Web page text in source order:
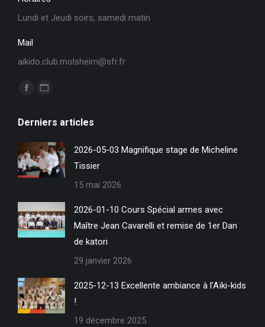
Lundi et Jeudi soirs, samedi matin
Mail
aikido.club.molsheim@sfr.fr
Trouvez nous sur :
La
Facebook
s'ouvre
dans
une
fenêtre
La
Site
Web
s'ouvre
dans
nouvelle
fenêtre
Derniers articles
2026-05-03 Magnifique stage de Micheline
Tissier
15 mai 2026
2026-01-10 Cours Spécial armes avec
Maître Jean Cavarelli et remise de 1er Dan
de katori
29 janvier 2026
2025-12-13 Excellente ambiance à l’Aïki-kids
!
19 décembre 2025